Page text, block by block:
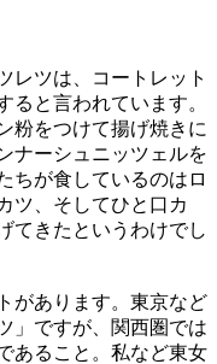
レツは、コートレット
ると言われています。
粉をつけて揚げ焼きに
ナーシュニッツェルを
ちが食しているのはロ
ツ、そしてひと口カ
きたというわけでし
があります。東京など
」ですが、関西圏では
あること。私など東女